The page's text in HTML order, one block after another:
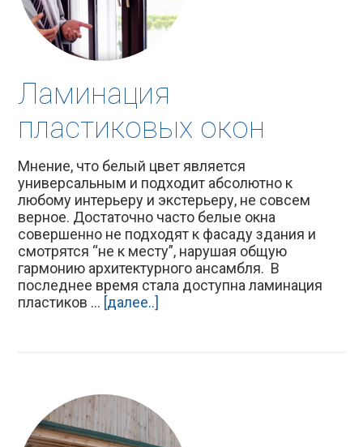
Ламинация
пластиковых окон
Мнение, что белый цвет является
универсальным и подходит абсолютно к
любому интерьеру и экстерьеру, не совсем
верное. Достаточно часто белые окна
совершенно не подходят к фасаду здания и
смотрятся “не к месту”, нарушая общую
гармонию архитектурного ансамбля. В
последнее время стала доступна ламинация
пластиков ... [далее..]